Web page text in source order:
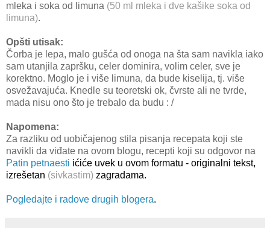
mleka i soka od limuna (50 ml mleka i dve kašike soka od
limuna).
Opšti utisak:
Čorba je lepa, malo gušća od onoga na šta sam navikla iako
sam utanjila zapršku, celer dominira, volim celer, sve je
korektno. Moglo je i više limuna, da bude kiselija, tj. više
osvežavajuća. Knedle su teoretski ok, čvrste ali ne tvrde,
mada nisu ono što je trebalo da budu : /
Napomena:
Za razliku od uobičajenog stila pisanja recepata koji ste
navikli da viđate na ovom blogu, recepti koji su odgovor na
Patin petnaesti ićiće uvek u ovom formatu - originalni tekst,
izrešetan (sivkastim) zagradama.
Pogledajte i radove drugih blogera.